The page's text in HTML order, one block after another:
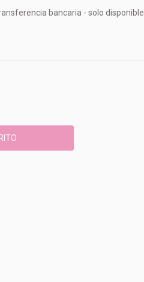
bancaria - solo disponible